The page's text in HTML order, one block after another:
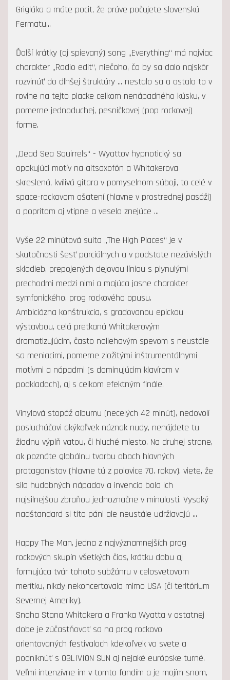
Grigláka a máte pocit, že práve počujete slovenskú
Fermatu...
Ďalší krátky (aj spievaný) song „Everything“ má najviac
charakter „Radio edit“, niečoho, čo by sa dalo najskôr
rozvinúť do dlhšej štruktúry ... nestalo sa a ostalo to v
rovine na tejto placke celkom nenápadného kúsku, v
pomerne jednoduchej, pesničkovej (pop rockovej)
forme.
„Dead Sea Squirrels“ - Wyattov hypnotický sa
opakujúci motív na altsaxofón a Whitakerova
skreslená, kvílivá gitara v pomyselnom súboji, to celé v
space-rockovom ošatení (hlavne v prostrednej pasáži)
a popritom aj vtipne a veselo znejúce ...
Vyše 22 minútová suita „The High Places“ je v
skutočnosti šesť parciálnych a v podstate nezávislých
skladieb, prepojených dejovou líniou s plynulými
prechodmi medzi nimi a majúca jasne charakter
symfonického, prog rockového opusu.
Ambiciózna konštrukcia, s gradovanou epickou
výstavbou, celá pretkaná Whitakerovým
dramatizujúcim, často naliehavým spevom s neustále
sa meniacimi, pomerne zložitými inštrumentálnymi
motívmi a nápadmi (s dominujúcim klavírom v
podkladoch), aj s celkom efektným finále.
Vinylová stopáž albumu (necelých 42 minút), nedovolí
poslucháčovi akýkoľvek náznak nudy, nenájdete tu
žiadnu výplň vatou, či hluché miesto. Na druhej strane,
ak poznáte globálnu tvorbu oboch hlavných
protagonistov (hlavne tú z polovice 70. rokov), viete, že
sila hudobných nápadov a invencia bola ich
najsilnejšou zbraňou jednoznačne v minulosti. Vysoký
nadštandard si títo páni ale neustále udržiavajú ...
Happy The Man, jedna z najvýznamnejších prog
rockových skupín všetkých čias, krátku dobu aj
formujúca tvár tohoto subžánru v celosvetovom
merítku, nikdy nekoncertovala mimo USA (či teritórium
Severnej Ameriky).
Snaha Stana Whitakera a Franka Wyatta v ostatnej
dobe je zúčastňovať sa na prog rockovo
orientovaných festivaloch kdekoľvek vo svete a
podniknúť s OBLIVION SUN aj nejaké európske turné.
Veľmi intenzívne im v tomto fandím a je mojím snom,